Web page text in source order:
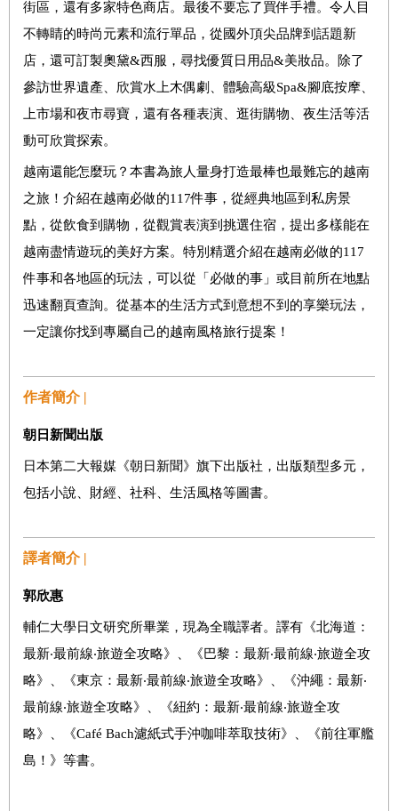
街區，還有多家特色商店。最後不要忘了買伴手禮。令人目
不轉睛的時尚元素和流行單品，從國外頂尖品牌到話題新
店，還可訂製奧黛&西服，尋找優質日用品&美妝品。除了
參訪世界遺產、欣賞水上木偶劇、體驗高級Spa&腳底按摩、
上市場和夜市尋寶，還有各種表演、逛街購物、夜生活等活
動可欣賞探索。
越南還能怎麼玩？本書為旅人量身打造最棒也最難忘的越南
之旅！介紹在越南必做的117件事，從經典地區到私房景
點，從飲食到購物，從觀賞表演到挑選住宿，提出多樣能在
越南盡情遊玩的美好方案。特別精選介紹在越南必做的117
件事和各地區的玩法，可以從「必做的事」或目前所在地點
迅速翻頁查詢。從基本的生活方式到意想不到的享樂玩法，
一定讓你找到專屬自己的越南風格旅行提案！
作者簡介 |
朝日新聞出版
日本第二大報媒《朝日新聞》旗下出版社，出版類型多元，
包括小說、財經、社科、生活風格等圖書。
譯者簡介 |
郭欣惠
輔仁大學日文研究所畢業，現為全職譯者。譯有《北海道：
最新‧最前線‧旅遊全攻略》、《巴黎：最新‧最前線‧旅遊全攻
略》、《東京：最新‧最前線‧旅遊全攻略》、《沖繩：最新‧
最前線‧旅遊全攻略》、《紐約：最新‧最前線‧旅遊全攻
略》、《Café Bach濾紙式手沖咖啡萃取技術》、《前往軍艦
島！》等書。